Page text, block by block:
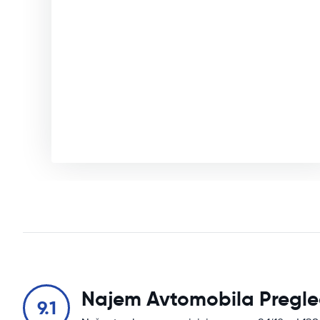
9.1 Najem Avtomobila